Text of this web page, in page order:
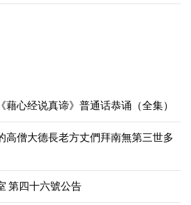
心经说真谛》普通话恭诵（全集）
高僧大德長老方丈們拜南無第三世多
第四十六號公告